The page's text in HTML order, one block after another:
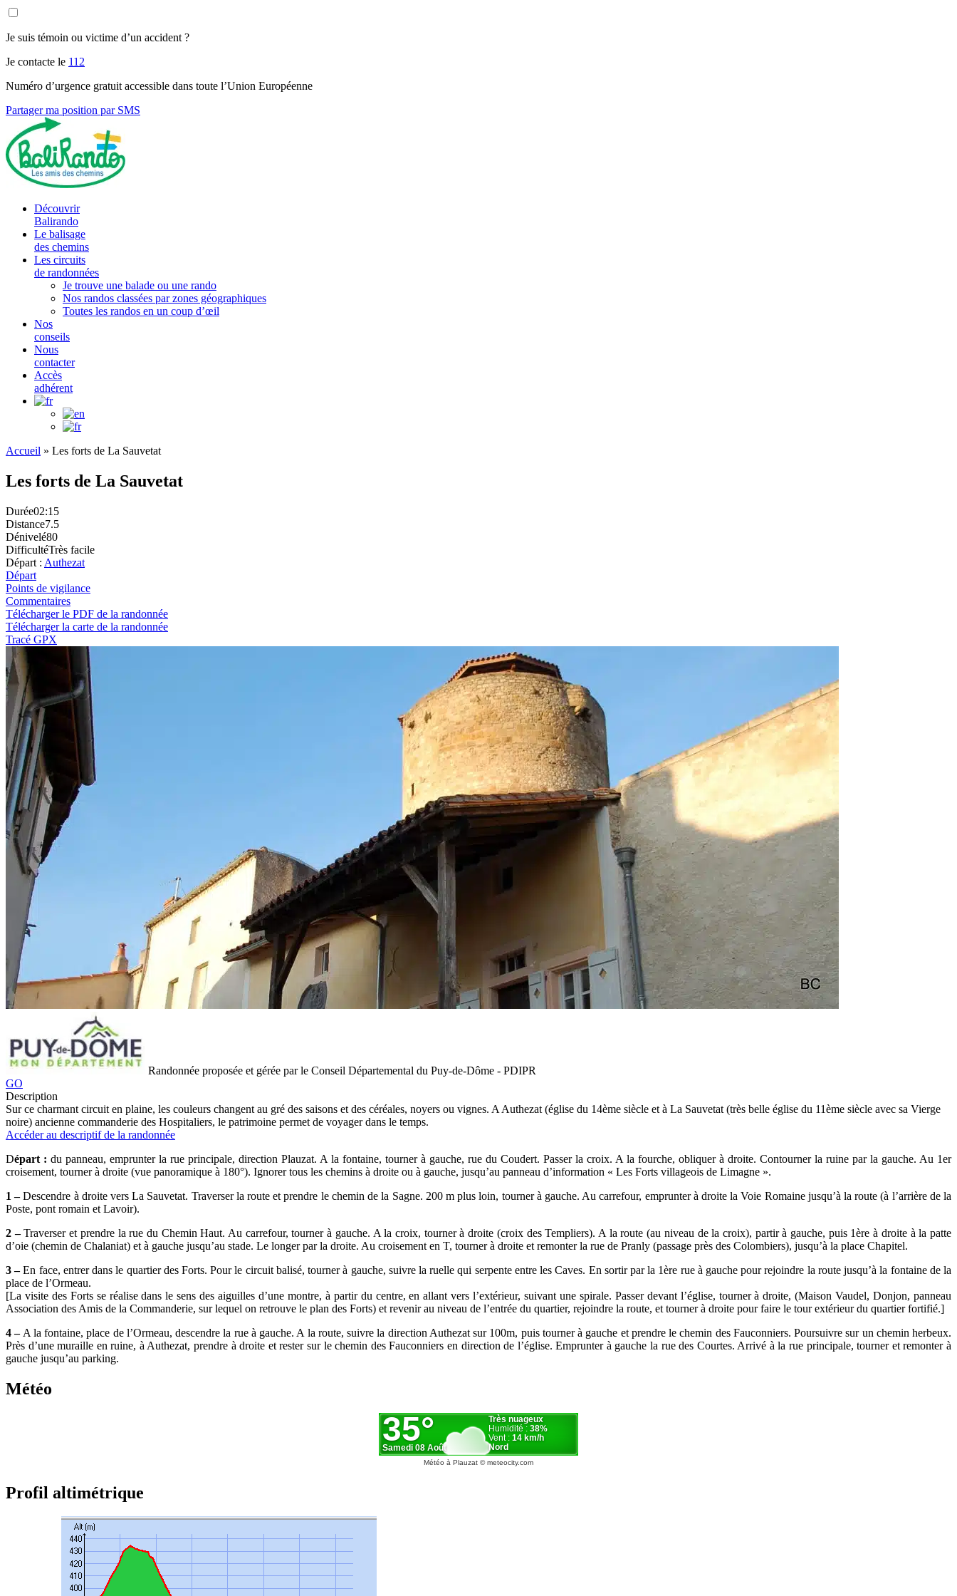
Je suis témoin ou victime d’un accident ?
Je contacte le 112
Numéro d’urgence gratuit accessible dans toute l’Union Européenne
Partager ma position par SMS
Découvrir
Balirando
Le balisage
des chemins
Les circuits
de randonnées
Je trouve une balade ou une rando
Nos randos classées par zones géographiques
Toutes les randos en un coup d’œil
Nos
conseils
Nous
contacter
Accès
adhérent
Accueil » Les forts de La Sauvetat
Les forts de La Sauvetat
Durée02:15
Distance7.5
Dénivelé80
DifficultéTrès facile
Départ : Authezat
Départ
Points de vigilance
Commentaires
Télécharger le PDF de la randonnée
Télécharger la carte de la randonnée
Tracé GPX
Randonnée proposée et gérée par le Conseil Départemental du Puy-de-Dôme - PDIPR
GO
Description
Sur ce charmant circuit en plaine, les couleurs changent au gré des saisons et des céréales, noyers ou vignes. A Authezat (église du 14ème siècle et à La Sauvetat (très belle église du 11ème siècle avec sa Vierge
noire) ancienne commanderie des Hospitaliers, le patrimoine permet de voyager dans le temps.
Accéder au descriptif de la randonnée
Départ : du panneau, emprunter la rue principale, direction Plauzat. A la fontaine, tourner à gauche, rue du Coudert. Passer la croix. A la fourche, obliquer à droite. Contourner la ruine par la gauche. Au 1er
croisement, tourner à droite (vue panoramique à 180°). Ignorer tous les chemins à droite ou à gauche, jusqu’au panneau d’information « Les Forts villageois de Limagne ».
1 –Descendre à droite vers La Sauvetat. Traverser la route et prendre le chemin de la Sagne. 200 m plus loin, tourner à gauche. Au carrefour, emprunter à droite la Voie Romaine jusqu’à la route (à l’arrière de la
Poste, pont romain et Lavoir).
2 –Traverser et prendre la rue du Chemin Haut. Au carrefour, tourner à gauche. A la croix, tourner à droite (croix des Templiers). A la route (au niveau de la croix), partir à gauche, puis 1ère à droite à la patte
d’oie (chemin de Chalaniat) et à gauche jusqu’au stade. Le longer par la droite. Au croisement en T, tourner à droite et remonter la rue de Pranly (passage près des Colombiers), jusqu’à la place Chapitel.
3 –En face, entrer dans le quartier des Forts. Pour le circuit balisé, tourner à gauche, suivre la ruelle qui serpente entre les Caves. En sortir par la 1ère rue à gauche pour rejoindre la route jusqu’à la fontaine de la
place de l’Ormeau.
[La visite des Forts se réalise dans le sens des aiguilles d’une montre, à partir du centre, en allant vers l’extérieur, suivant une spirale. Passer devant l’église, tourner à droite, (Maison Vaudel, Donjon, panneau
Association des Amis de la Commanderie, sur lequel on retrouve le plan des Forts) et revenir au niveau de l’entrée du quartier, rejoindre la route, et tourner à droite pour faire le tour extérieur du quartier fortifié.]
4 –A la fontaine, place de l’Ormeau, descendre la rue à gauche. A la route, suivre la direction Authezat sur 100m, puis tourner à gauche et prendre le chemin des Fauconniers. Poursuivre sur un chemin herbeux.
Près d’une muraille en ruine, à Authezat, prendre à droite et rester sur le chemin des Fauconniers en direction de l’église. Emprunter à gauche la rue des Courtes. Arrivé à la rue principale, tourner et remonter à
gauche jusqu’au parking.
Météo
Météo à Plauzat © meteocity.com
Profil altimétrique